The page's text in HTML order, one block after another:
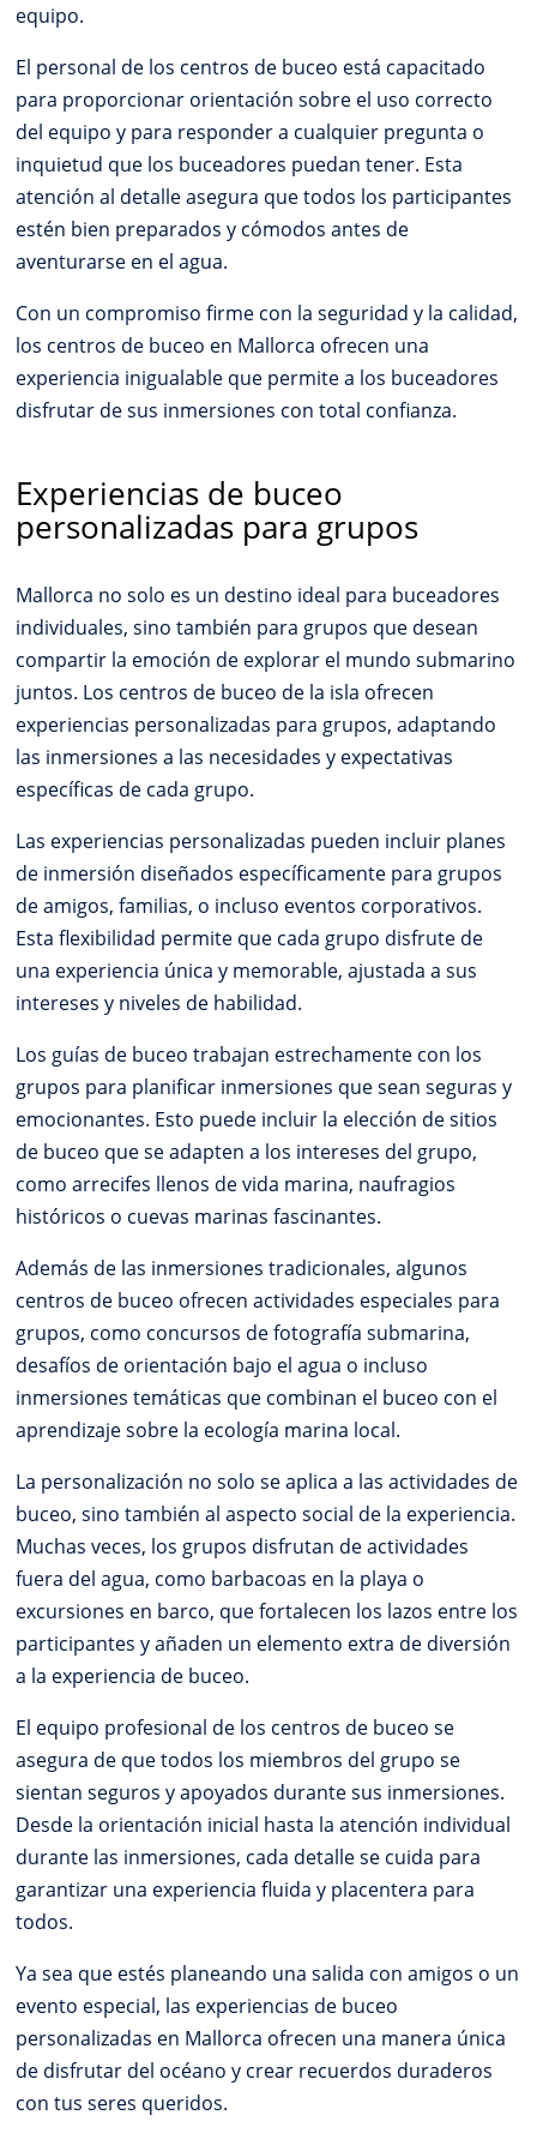
equipo.
El personal de los centros de buceo está capacitado
para proporcionar orientación sobre el uso correcto
del equipo y para responder a cualquier pregunta o
inquietud que los buceadores puedan tener. Esta
atención al detalle asegura que todos los participantes
estén bien preparados y cómodos antes de
aventurarse en el agua.
Con un compromiso firme con la seguridad y la calidad,
los centros de buceo en Mallorca ofrecen una
experiencia inigualable que permite a los buceadores
disfrutar de sus inmersiones con total confianza.
Experiencias de buceo
personalizadas para grupos
Mallorca no solo es un destino ideal para buceadores
individuales, sino también para grupos que desean
compartir la emoción de explorar el mundo submarino
juntos. Los centros de buceo de la isla ofrecen
experiencias personalizadas para grupos, adaptando
las inmersiones a las necesidades y expectativas
específicas de cada grupo.
Las experiencias personalizadas pueden incluir planes
de inmersión diseñados específicamente para grupos
de amigos, familias, o incluso eventos corporativos.
Esta flexibilidad permite que cada grupo disfrute de
una experiencia única y memorable, ajustada a sus
intereses y niveles de habilidad.
Los guías de buceo trabajan estrechamente con los
grupos para planificar inmersiones que sean seguras y
emocionantes. Esto puede incluir la elección de sitios
de buceo que se adapten a los intereses del grupo,
como arrecifes llenos de vida marina, naufragios
históricos o cuevas marinas fascinantes.
Además de las inmersiones tradicionales, algunos
centros de buceo ofrecen actividades especiales para
grupos, como concursos de fotografía submarina,
desafíos de orientación bajo el agua o incluso
inmersiones temáticas que combinan el buceo con el
aprendizaje sobre la ecología marina local.
La personalización no solo se aplica a las actividades de
buceo, sino también al aspecto social de la experiencia.
Muchas veces, los grupos disfrutan de actividades
fuera del agua, como barbacoas en la playa o
excursiones en barco, que fortalecen los lazos entre los
participantes y añaden un elemento extra de diversión
a la experiencia de buceo.
El equipo profesional de los centros de buceo se
asegura de que todos los miembros del grupo se
sientan seguros y apoyados durante sus inmersiones.
Desde la orientación inicial hasta la atención individual
durante las inmersiones, cada detalle se cuida para
garantizar una experiencia fluida y placentera para
todos.
Ya sea que estés planeando una salida con amigos o un
evento especial, las experiencias de buceo
personalizadas en Mallorca ofrecen una manera única
de disfrutar del océano y crear recuerdos duraderos
con tus seres queridos.